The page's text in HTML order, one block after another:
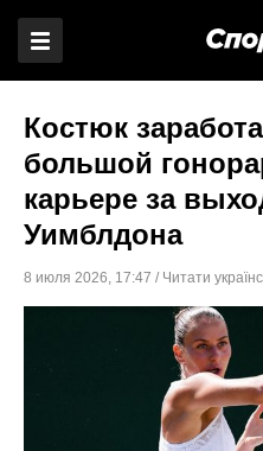
Костюк
большой
карьере за
Уимблдона
8 июля 2026, 17:47 / Читати